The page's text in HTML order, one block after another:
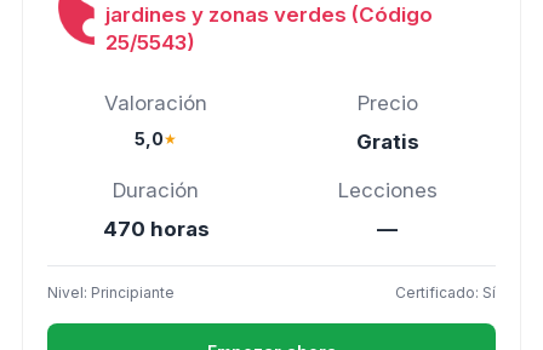
jardines y zonas verdes (Código
25/5543)
Valoración
5,0★
Precio
Gratis
Duración
470 horas
Lecciones
—
Nivel: Principiante Certificado: Sí